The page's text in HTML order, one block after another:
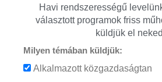
Havi rendszerességű
választott programok friss
küldjük el
Milyen témában küldjük:
Alkalmazott közgazdaságtan